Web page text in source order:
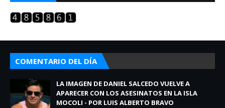
COMENTARIO DEL DÍA
LA IMAGEN DE DANIEL SALCEDO VUELVE A
APARECER CON LOS ASESINATOS EN LA ISLA
MOCOLI - POR LUIS ALBERTO BRAVO